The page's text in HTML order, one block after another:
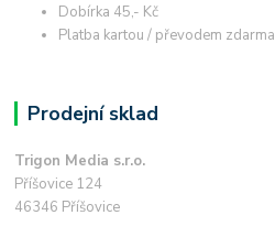
Dobírka 45,- Kč
Platba kartou / převodem zdarma
Prodejní sklad
Trigon Media s.r.o.
Příšovice 124
46346 Příšovice